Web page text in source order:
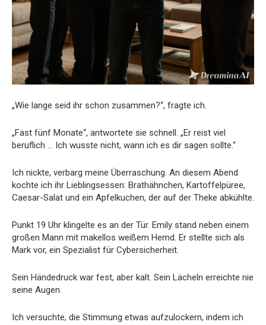
„Wie lange seid ihr schon zusammen?“, fragte ich.
„Fast fünf Monate“, antwortete sie schnell. „Er reist viel
beruflich … Ich wusste nicht, wann ich es dir sagen sollte.“
Ich nickte, verbarg meine Überraschung. An diesem Abend
kochte ich ihr Lieblingsessen: Brathähnchen, Kartoffelpüree,
Caesar-Salat und ein Apfelkuchen, der auf der Theke abkühlte.
Punkt 19 Uhr klingelte es an der Tür. Emily stand neben einem
großen Mann mit makellos weißem Hemd. Er stellte sich als
Mark vor, ein Spezialist für Cybersicherheit.
Sein Händedruck war fest, aber kalt. Sein Lächeln erreichte nie
seine Augen.
Ich versuchte, die Stimmung etwas aufzulockern, indem ich